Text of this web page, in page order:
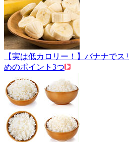
【実は低カロリー！】バナナで
めのポイント3つ